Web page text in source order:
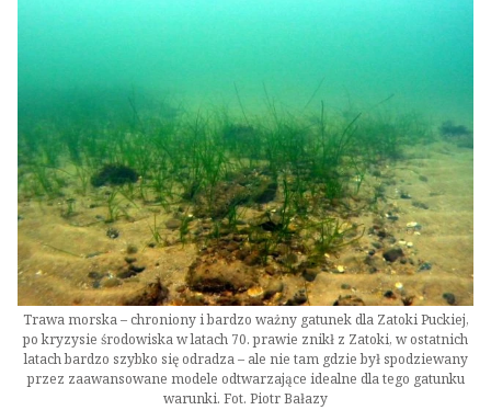
Trawa morska – chroniony i bardzo ważny gatunek dla Zatoki Puckiej,
po kryzysie środowiska w latach 70. prawie znikł z Zatoki, w ostatnich
latach bardzo szybko się odradza – ale nie tam gdzie był spodziewany
przez zaawansowane modele odtwarzające idealne dla tego gatunku
warunki. Fot. Piotr Bałazy